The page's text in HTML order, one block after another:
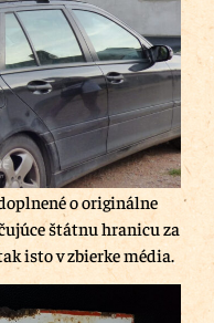
o originálne
štátnu hranicu za
isto v zbierke média.